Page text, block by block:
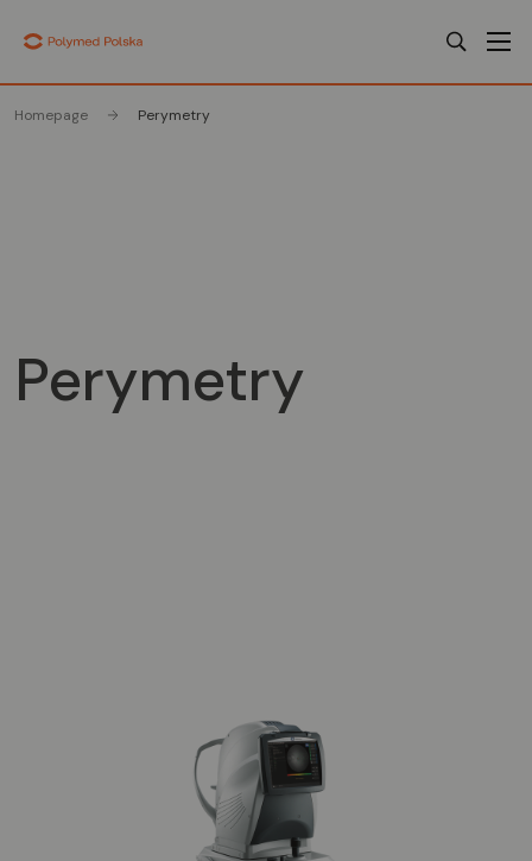
Homepage Perymetry
Perymetry